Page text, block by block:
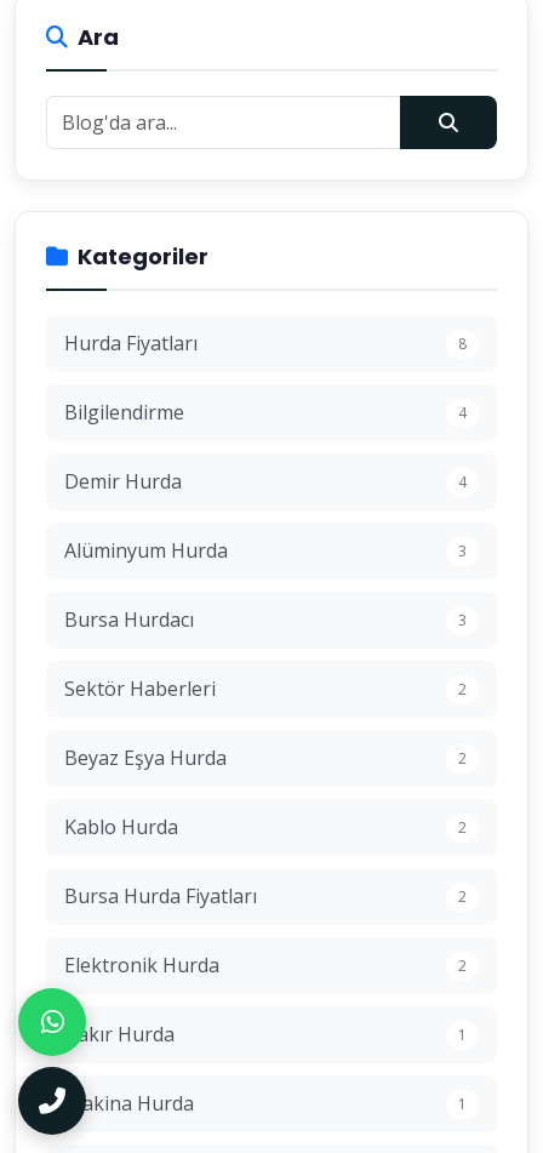
Ara
Kategoriler
Hurda Fiyatları 8
Bilgilendirme 4
Demir Hurda 4
Alüminyum Hurda 3
Bursa Hurdacı 3
Sektör Haberleri 2
Beyaz Eşya Hurda 2
Kablo Hurda 2
Bursa Hurda Fiyatları 2
Elektronik Hurda 2
Bakır Hurda 1
Makina Hurda 1